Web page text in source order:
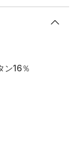
ン16％